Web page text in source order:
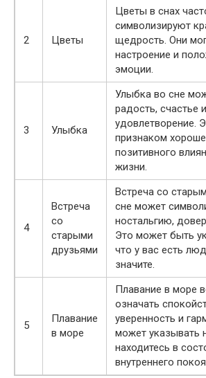
2 Цветы
Цветы в снах
символизируют
щедрость. Они
настроение и
эмоции.
3 Улыбка
Улыбка во сне
радость, счастье и
удовлетворение.
признаком
позитивного
жизни.
4
Встреча
со
старыми
друзьями
Встреча со
сне может
ностальгию,
Это может быть
что у вас есть
значите.
5
Плавание
в море
Плавание в море
означать
уверенность и
может указывать
находитесь в
внутреннего